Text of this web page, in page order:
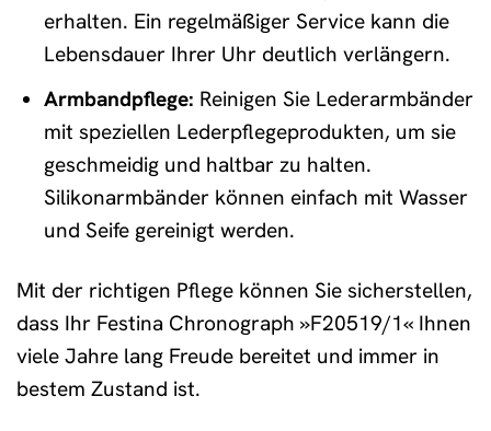
erhalten. Ein regelmäßiger Service kann die
Lebensdauer Ihrer Uhr deutlich verlängern.
Armbandpflege: Reinigen Sie Lederarmbänder
mit speziellen Lederpflegeprodukten, um sie
geschmeidig und haltbar zu halten.
Silikonarmbänder können einfach mit Wasser
und Seife gereinigt werden.
Mit der richtigen Pflege können Sie sicherstellen,
dass Ihr Festina Chronograph »F20519/1« Ihnen
viele Jahre lang Freude bereitet und immer in
bestem Zustand ist.